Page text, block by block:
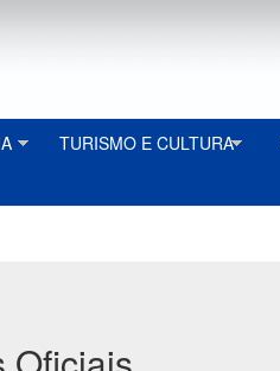
TURISMO E CULTURA